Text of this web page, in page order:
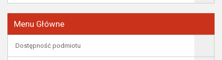
Menu Główne
Dostępność podmiotu